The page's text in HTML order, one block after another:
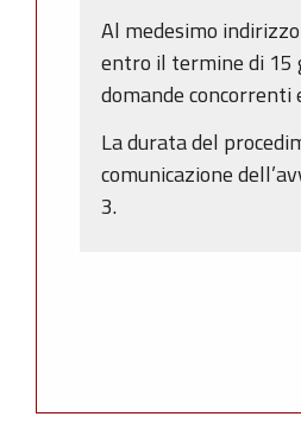
Al medesimo
entro il termine di 15
domande
La durata del
comunicazione
3.